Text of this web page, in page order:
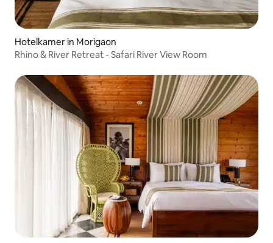
Hotelkamer in Morigaon
Rhino & River Retreat - Safari River View Room